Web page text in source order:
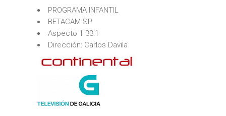
PROGRAMA INFANTIL
BETACAM SP
Aspecto 1.33:1
Dirección: Carlos Davila